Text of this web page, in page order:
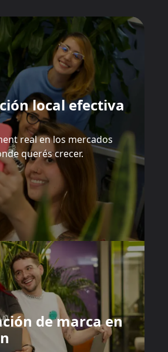
local efectiva
real en los mercados
querés crecer.
de marca en